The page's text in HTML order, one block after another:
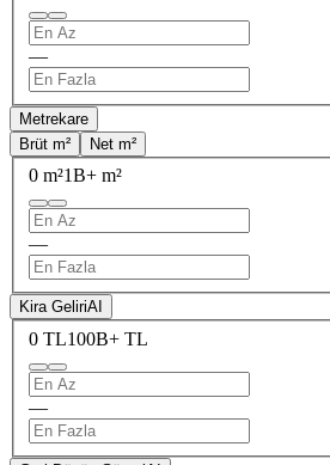
—
Metrekare
Brüt m²
Net m²
0 m²1B+ m²
—
Kira GeliriAI
0 TL100B+ TL
—